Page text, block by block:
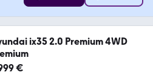
ix35 2.0 Premium 4WD
€